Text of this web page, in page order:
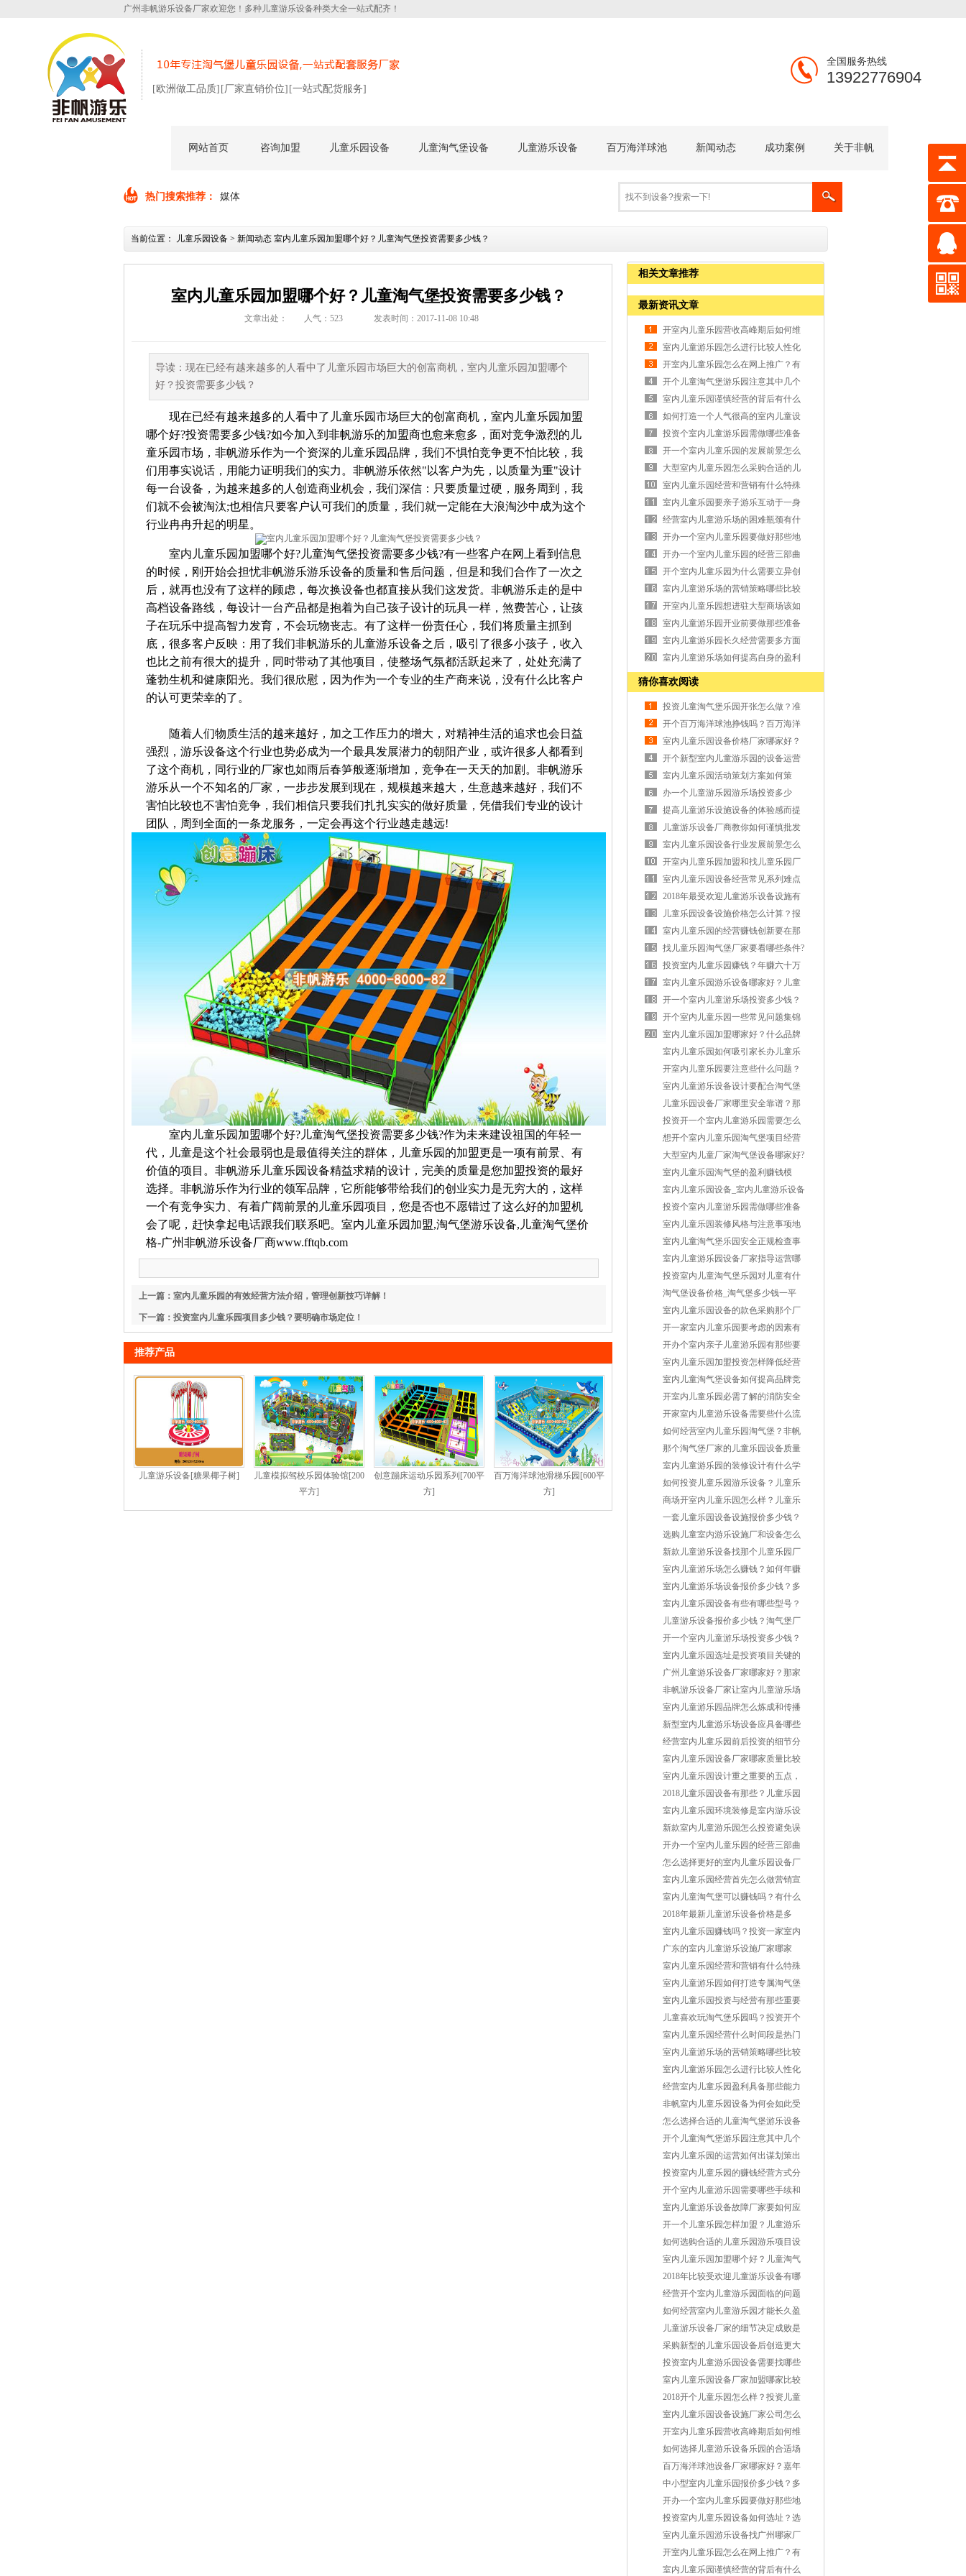
广州非帆游乐设备厂家欢迎您！多种儿童游乐设备种类大全一站式配齐！
[欧洲做工品质] [厂家直销价位] [一站式配货服务]
全国服务热线
13922776904
网站首页 咨询加盟 儿童乐园设备 儿童淘气堡设备 儿童游乐设备 百万海洋球池 新闻动态 成功案例 关于非帆
热门搜索推荐： 媒体
当前位置： 儿童乐园设备 > 新闻动态 室内儿童乐园加盟哪个好？儿童淘气堡投资需要多少钱？
室内儿童乐园加盟哪个好？儿童淘气堡投资需要多少钱？
文章出处： 人气： 523 发表时间：2017-11-08 10:48
导读：现在已经有越来越多的人看中了儿童乐园市场巨大的创富商机，室内儿童乐园加盟哪个
好？投资需要多少钱？
现在已经有越来越多的人看中了儿童乐园市场巨大的创富商机，室内儿童乐园加盟
哪个好?投资需要多少钱?如今加入到非帆游乐的加盟商也愈来愈多，面对竞争激烈的儿
童乐园市场，非帆游乐作为一个资深的儿童乐园品牌，我们不惧怕竞争更不怕比较，我
们用事实说话，用能力证明我们的实力。非帆游乐依然"以客户为先，以质量为重"设计
每一台设备，为越来越多的人创造商业机会，我们深信：只要质量过硬，服务周到，我
们就不会被淘汰;也相信只要客户认可我们的质量，我们就一定能在大浪淘沙中成为这个
行业冉冉升起的明星。
室内儿童乐园加盟哪个好?儿童淘气堡投资需要多少钱?有一些客户在网上看到信息
的时候，刚开始会担忧非帆游乐游乐设备的质量和售后问题，但是和我们合作了一次之
后，就再也没有了这样的顾虑，每次换设备也都直接从我们这发货。非帆游乐走的是中
高档设备路线，每设计一台产品都是抱着为自己孩子设计的玩具一样，煞费苦心，让孩
子在玩乐中提高智力发育，不会玩物丧志。有了这样一份责任心，我们将质量主抓到
底，很多客户反映：用了我们非帆游乐的儿童游乐设备之后，吸引了很多小孩子，收入
也比之前有很大的提升，同时带动了其他项目，使整场气氛都活跃起来了，处处充满了
蓬勃生机和健康阳光。我们很欣慰，因为作为一个专业的生产商来说，没有什么比客户
的认可更荣幸的了。
随着人们物质生活的越来越好，加之工作压力的增大，对精神生活的追求也会日益
强烈，游乐设备这个行业也势必成为一个最具发展潜力的朝阳产业，或许很多人都看到
了这个商机，同行业的厂家也如雨后春笋般逐渐增加，竞争在一天天的加剧。非帆游乐
游乐从一个不知名的厂家，一步步发展到现在，规模越来越大，生意越来越好，我们不
害怕比较也不害怕竞争，我们相信只要我们扎扎实实的做好质量，凭借我们专业的设计
团队，周到全面的一条龙服务，一定会再这个行业越走越远!
室内儿童乐园加盟哪个好?儿童淘气堡投资需要多少钱?作为未来建设祖国的年轻一
代，儿童是这个社会最弱也是最值得关注的群体，儿童乐园的加盟更是一项有前景、有
价值的项目。非帆游乐儿童乐园设备精益求精的设计，完美的质量是您加盟投资的最好
选择。非帆游乐作为行业的领军品牌，它所能够带给我们的创业实力是无穷大的，这样
一个有竞争实力、有着广阔前景的儿童乐园项目，您是否也不愿错过了这么好的加盟机
会了呢，赶快拿起电话跟我们联系吧。室内儿童乐园加盟,淘气堡游乐设备,儿童淘气堡价
格-广州非帆游乐设备厂商www.fftqb.com
上一篇：室内儿童乐园的有效经营方法介绍，管理创新技巧详解！
下一篇：投资室内儿童乐园项目多少钱？要明确市场定位！
推荐产品
儿童游乐设备[糖果椰子树]
儿童模拟驾校乐园体验馆[200
平方]
创意蹦床运动乐园系列[700平
方]
百万海洋球池滑梯乐园[600平
方]
相关文章推荐
最新资讯文章
开室内儿童乐园营收高峰期后如何维
护设备安全?
室内儿童游乐园怎么进行比较人性化
的管理运营？
开室内儿童乐园怎么在网上推广？有
啥推广方法？
开个儿童淘气堡游乐园注意其中几个
重要地方
室内儿童乐园谨慎经营的背后有什么
仍需注意？
如何打造一个人气很高的室内儿童设
施游乐园？
投资个室内儿童游乐园需做哪些准备
条件工作？
开一个室内儿童乐园的发展前景怎么
样？赚钱吗？
大型室内儿童乐园怎么采购合适的儿
童设备设施？
室内儿童乐园经营和营销有什么特殊
的地方？
室内儿童乐园要亲子游乐互动于一身
才好赚钱吗?
经营室内儿童游乐场的困难瓶颈有什
么破解方法吗？
开办一个室内儿童乐园要做好那些地
方细节？
开办一个室内儿童乐园的经营三部曲
方法分享
开个室内儿童乐园为什么需要立异创
新经营？
室内儿童游乐场的营销策略哪些比较
有用好用？
开室内儿童乐园想进驻大型商场该如
何进行合作？
室内儿童游乐园开业前要做那些准备
工作？
室内儿童游乐园长久经营需要多方面
换位思考？
室内儿童游乐场如何提高自身的盈利
竞争力？
猜你喜欢阅读
投资儿童淘气堡乐园开张怎么做？准
备那些事情？
开个百万海洋球池挣钱吗？百万海洋
球项目怎么样？
室内儿童乐园设备价格厂家哪家好？
如何挑选？
开个新型室内儿童游乐园的设备运营
有那些小妙招？
室内儿童乐园活动策划方案如何策
划？创意很重要！
办一个儿童游乐园游乐场投资多少
钱？如何快速回本？
提高儿童游乐设施设备的体验感而提
高人气
儿童游乐设备厂商教你如何谨慎批发
采购设备
室内儿童乐园设备行业发展前景怎么
样？赚钱吗？
开室内儿童乐园加盟和找儿童乐园厂
家哪个好？
室内儿童乐园设备经营常见系列难点
问题有那些？
2018年最受欢迎儿童游乐设备设施有
哪些？
儿童乐园设备设施价格怎么计算？报
价多少钱？
室内儿童乐园的经营赚钱创新要在那
些方面入手？
找儿童乐园淘气堡厂家要看哪些条件?
那家比较好？
投资室内儿童乐园赚钱？年赚六十万
怎么做到？
室内儿童乐园游乐设备哪家好？儿童
游乐设施哪家品牌好？
开一个室内儿童游乐场投资多少钱？
利润有多少？
开个室内儿童乐园一些常见问题集锦
分析
室内儿童乐园加盟哪家好？什么品牌
比较靠谱？
室内儿童乐园如何吸引家长办儿童乐
园会员卡？
开室内儿童乐园要注意些什么问题？
赚钱吗？
室内儿童游乐设备设计要配合淘气堡
风格主题
儿童乐园设备厂家哪里安全靠谱？那
个厂家直销好？
投资开一个室内儿童游乐园需要怎么
做比较好？
想开个室内儿童乐园淘气堡项目经营
小技巧
大型室内儿童厂家淘气堡设备哪家好?
哪里买比较划算?
室内儿童乐园淘气堡的盈利赚钱模
式？非帆游乐设备厂家分析
室内儿童乐园设备_室内儿童游乐设备
的设计标准？
投资个室内儿童游乐园需做哪些准备
条件工作？
室内儿童乐园装修风格与注意事项地
方
室内儿童淘气堡乐园安全正规检查事
项包括哪些？
室内儿童游乐园设备厂家指导运营哪
家好？
投资室内儿童淘气堡乐园对儿童有什
么好处？
淘气堡设备价格_淘气堡多少钱一平
方？
室内儿童乐园设备的款色采购那个厂
家比较好？
开一家室内儿童乐园要考虑的因素有
那些方面？
开办个室内亲子儿童游乐园有那些要
注意的？
室内儿童乐园加盟投资怎样降低经营
风险？
室内儿童淘气堡设备如何提高品牌竞
争力？
开室内儿童乐园必需了解的消防安全
常识
开家室内儿童游乐设备需要些什么流
程？有什么注意的？
如何经营室内儿童乐园淘气堡？非帆
游乐设备厂家教你！
那个淘气堡厂家的儿童乐园设备质量
比较好？
室内儿童游乐园的装修设计有什么学
问讲究吗？
如何投资儿童乐园游乐设备？儿童乐
园投资多少钱？
商场开室内儿童乐园怎么样？儿童乐
园开在超市可以吗？
一套儿童乐园设备设施报价多少钱？
价格表是多少钱？
选购儿童室内游乐设施厂和设备怎么
选？
新款儿童游乐设备找那个儿童乐园厂
家比较好？
室内儿童游乐场怎么赚钱？如何年赚
几十万？
室内儿童游乐场设备报价多少钱？多
少钱一平米？
室内儿童乐园设备有些有哪些型号？
有那些类型？
儿童游乐设备报价多少钱？淘气堡厂
家那家好？
开一个室内儿童游乐场投资多少钱？
成本利润怎么样？
室内儿童乐园选址是投资项目关键的
一步
广州儿童游乐设备厂家哪家好？那家
报价比较便宜？
非帆游乐设备厂家让室内儿童游乐场
收入更赚钱！
室内儿童游乐园品牌怎么炼成和传播
口碑？
新型室内儿童游乐场设备应具备哪些
特点？
经营室内儿童乐园前后投资的细节分
析分享
室内儿童乐园设备厂家哪家质量比较
好？哪家质量有保证？
室内儿童乐园设计重之重要的五点，
装修该怎么设计？
2018儿童乐园设备有那些？儿童乐园
设施报价哪家好？
室内儿童乐园环境装修是室内游乐设
备成功的第一步
新款室内儿童游乐园怎么投资避免误
区？
开办一个室内儿童乐园的经营三部曲
方法分享
怎么选择更好的室内儿童乐园设备厂
家？
室内儿童乐园经营首先怎么做营销宣
传？
室内儿童淘气堡可以赚钱吗？有什么
发展趋势？
2018年最新儿童游乐设备价格是多
少？那家便宜？
室内儿童乐园赚钱吗？投资一家室内
儿童乐园利润怎么样？
广东的室内儿童游乐设施厂家哪家
好？
室内儿童乐园经营和营销有什么特殊
的地方？
室内儿童游乐园如何打造专属淘气堡
主题设计特色？
室内儿童乐园投资与经营有那些重要
的注意方面？
儿童喜欢玩淘气堡乐园吗？投资开个
淘气堡赚钱吗？
室内儿童乐园经营什么时间段是热门
火爆期？
室内儿童游乐场的营销策略哪些比较
有用好用？
室内儿童游乐园怎么进行比较人性化
的管理运营？
经营室内儿童乐园盈利具备那些能力
比较好？
非帆室内儿童乐园设备为何会如此受
欢迎？
怎么选择合适的儿童淘气堡游乐设备
厂家加盟？
开个儿童淘气堡游乐园注意其中几个
重要地方
室内儿童乐园的运营如何出谋划策出
新招回本？
投资室内儿童乐园的赚钱经营方式分
享
开个室内儿童游乐园需要哪些手续和
证件？怎么样的流程？
室内儿童游乐设备故障厂家要如何应
对处理？
开一个儿童乐园怎样加盟？儿童游乐
设备加盟流程详解
如何选购合适的儿童乐园游乐项目设
备？
室内儿童乐园加盟哪个好？儿童淘气
堡投资需要多少钱？
2018年比较受欢迎儿童游乐设备有哪
些？
经营开个室内儿童游乐园面临的问题
怎么解决？
如何经营室内儿童游乐园才能长久盈
利赚钱？
儿童游乐设备厂家的细节决定成败是
什么？
采购新型的儿童乐园设备后创造更大
的盈利效益
投资室内儿童游乐园设备需要找哪些
准备好？
室内儿童乐园设备厂家加盟哪家比较
好？
2018开个儿童乐园怎么样？投资儿童
乐园需要多少钱？
室内儿童乐园设备设施厂家公司怎么
选择？
开室内儿童乐园营收高峰期后如何维
护设备安全?
如何选择儿童游乐设备乐园的合适场
地布置？
百万海洋球池设备厂家哪家好？嘉年
华投资需要多少钱？
中小型室内儿童乐园报价多少钱？多
少钱一平米？
开办一个室内儿童乐园要做好那些地
方细节？
投资室内儿童乐园设备如何选址？选
什么地方好？
室内儿童乐园游乐设备找广州哪家厂
家好？
开室内儿童乐园怎么在网上推广？有
啥推广方法？
室内儿童乐园谨慎经营的背后有什么